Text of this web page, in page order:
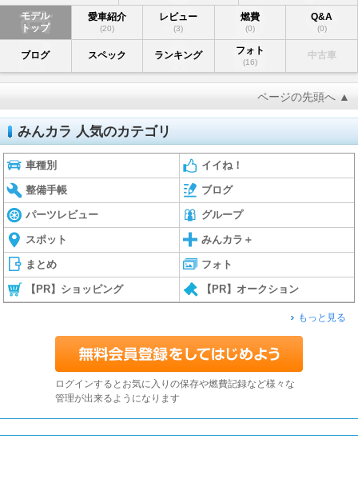
モデル
トップ
愛車紹介
(20)
レビュー
(3)
燃費
(0)
Q&A
(0)
ブログ スペック ランキング フォト
(16)
中古車
ページの先頭へ ▲
みんカラ 人気のカテゴリ
車種別 イイね！
整備手帳 ブログ
パーツレビュー グループ
スポット みんカラ＋
まとめ フォト
【PR】ショッピング 【PR】オークション
もっと見る
ログインするとお気に入りの保存や燃費記録など様々な
管理が出来るようになります